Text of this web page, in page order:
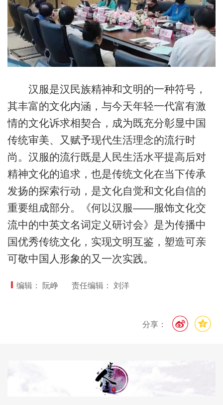
汉服是汉民族精神和文明的一种符号，
其丰富的文化内涵，与今天年轻一代富有激
情的文化诉求相契合，成为既充分彰显中国
传统审美、又赋予现代生活理念的流行时
尚。汉服的流行既是人民生活水平提高后对
精神文化的追求，也是传统文化在当下传承
发扬的探索行动，是文化自觉和文化自信的
重要组成部分。《何以汉服——服饰文化交
流中的中英文名词定义研讨会》是为传播中
国优秀传统文化，实现文明互鉴，塑造可亲
可敬中国人形象的又一次实践。
编辑： 阮峥 责任编辑： 刘洋
分享：